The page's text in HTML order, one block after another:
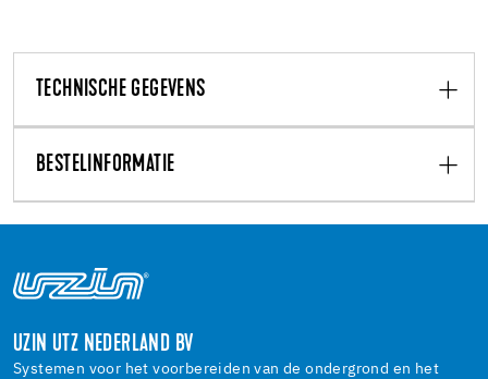
TECHNISCHE GEGEVENS
BESTELINFORMATIE
UZIN UTZ NEDERLAND BV
Systemen voor het voorbereiden van de ondergrond en het